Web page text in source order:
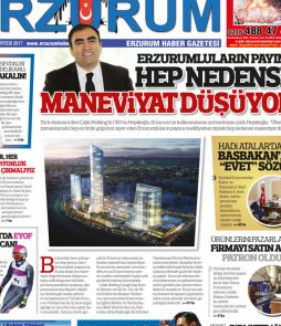
gazeteci… Dizginler kimin
elinde?
31 Mart 2026 Salı
A. Berhan Yılmaz
BİR BÖLÜM DEĞİL, BİR ÖMÜR
SEÇİYORSUNUZ… “NEDEN
ATATÜRK ÜNİVERSİTESİ?”
28 Temmuz 2026 Salı
Ahmet Gökhan YAZICI
Ahmed Yesevi’den bir
Alperen… ”Reisimiz” idi…
Hakka yürüdü.!
26 Mart 2026 Perşembe
Cem Bakırcı
Ardında bıraktığı hatıralarıyla